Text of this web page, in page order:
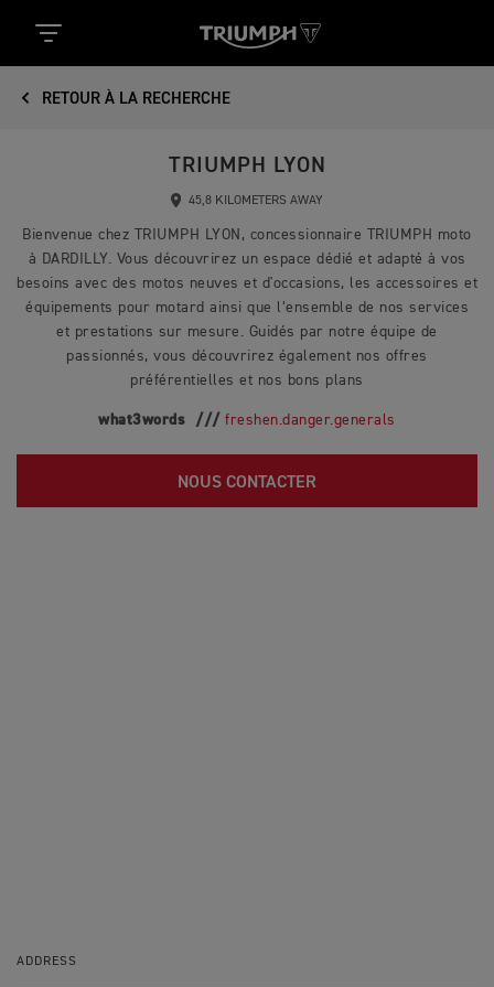
RETOUR À LA RECHERCHE
TRIUMPH LYON
45,8 KILOMETERS AWAY
Bienvenue chez TRIUMPH LYON, concessionnaire TRIUMPH moto
à DARDILLY. Vous découvrirez un espace dédié et adapté à vos
besoins avec des motos neuves et d'occasions, les accessoires et
équipements pour motard ainsi que l’ensemble de nos services
et prestations sur mesure. Guidés par notre équipe de
passionnés, vous découvrirez également nos offres
préférentielles et nos bons plans
what3words ///freshen.danger.generals
NOUS CONTACTER
ADDRESS